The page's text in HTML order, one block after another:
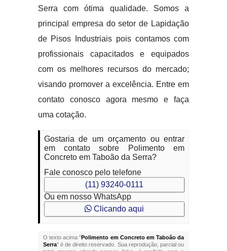
Serra com ótima qualidade. Somos a
principal empresa do setor de Lapidação
de Pisos Industriais pois contamos com
profissionais capacitados e equipados
com os melhores recursos do mercado;
visando promover a excelência. Entre em
contato conosco agora mesmo e faça
uma cotação.
Gostaria de um orçamento ou entrar
em contato sobre Polimento em
Concreto em Taboão da Serra?
Fale conosco pelo telefone
(11) 93240-0111
Ou em nosso WhatsApp
Clicando aqui
O texto acima "Polimento em Concreto em Taboão da
Serra" é de direito reservado. Sua reprodução, parcial ou